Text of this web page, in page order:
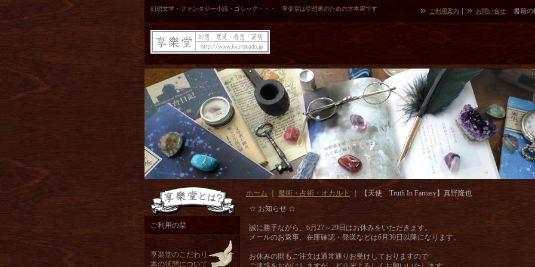
幻想文学・ファンタジー小説・ゴシック・・・ 享楽堂は空想家のための古本屋です ご利用案内 ｜ お問い合せ 書籍の
ご利用の栞
享楽堂のこだわり
本の状態について
ホーム 魔術・占術・オカルト
【天使 Truth In Fantasy】真野隆也
☆ お知らせ ☆
誠に勝手ながら、6月27～29日はお休みをいただきます。
メールのお返事、在庫確認・発送などは6月30日以降になります。
お休みの間もご注文は通常通りお受けしておりますので